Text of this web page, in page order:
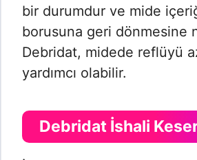
bir durumdur ve mide
borusuna geri dönmesine
Debridat, midede reflüyü
yardımcı olabilir.
Debridat İshali